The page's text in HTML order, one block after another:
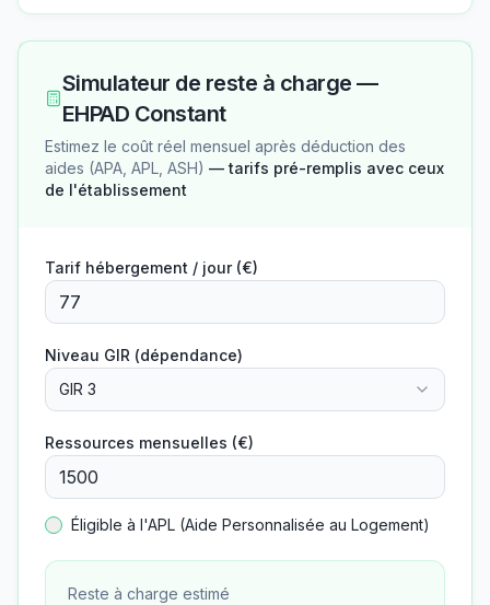
Simulateur de reste à charge —
EHPAD Constant
Estimez le coût réel mensuel après déduction des
aides (APA, APL, ASH) — tarifs pré-remplis avec ceux
de l'établissement
Tarif hébergement / jour (€)
Niveau GIR (dépendance)
GIR 3
Ressources mensuelles (€)
Éligible à l'APL (Aide Personnalisée au Logement)
Reste à charge estimé